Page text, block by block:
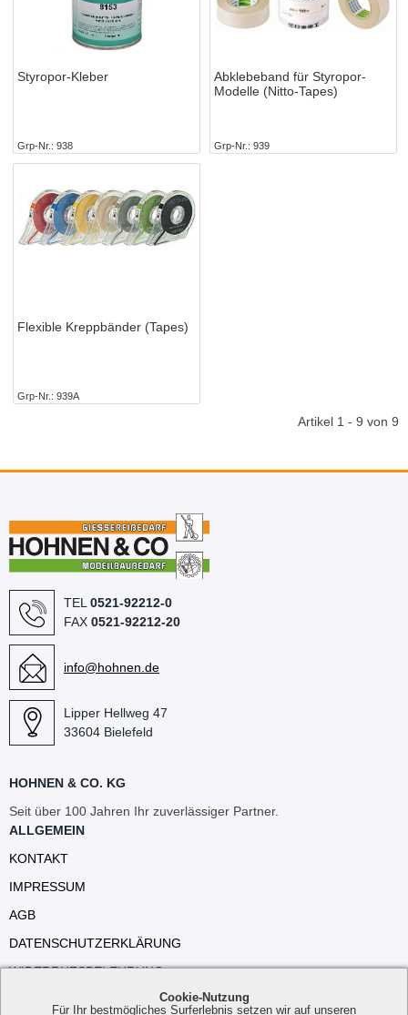
Cookie-Nutzung
Für Ihr bestmögliches Surferlebnis setzen wir auf unseren
Styropor-Kleber
Grp-Nr. 938
Abklebeband für Styropor-
Modelle (Nitto-Tapes)
Grp-Nr. 939
Flexible Kreppbänder (Tapes)
Grp-Nr. 939A
Artikel 1 - 9 von 9
TEL 0521-92212-0
FAX 0521-92212-20
info@hohnen.de
Lipper Hellweg 47
33604 Bielefeld
HOHNEN & CO. KG
Seit über 100 Jahren Ihr zuverlässiger Partner.
ALLGEMEIN
KONTAKT
IMPRESSUM
AGB
DATENSCHUTZERKLÄRUNG
WIDERRUFSBELEHRUNG